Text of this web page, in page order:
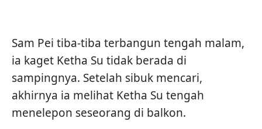
Sam Pei tiba-tiba terbangun tengah malam,
ia kaget Ketha Su tidak berada di
sampingnya. Setelah sibuk mencari,
akhirnya ia melihat Ketha Su tengah
menelepon seseorang di balkon.